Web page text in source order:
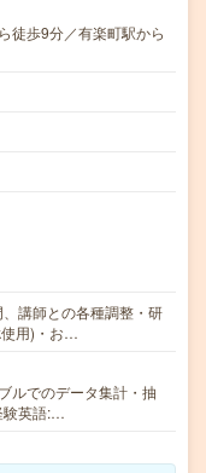
徒歩9分／有楽町駅から
講師との各種調整・研
使用)・お…
ルでのデータ集計・抽
験英語:…